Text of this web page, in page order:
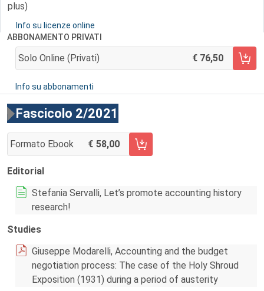
plus)
Info su licenze online
ABBONAMENTO PRIVATI
Solo Online (privati) 76,50
AGGIUNGI AL CARRELLO
Info su abbonamenti
Fascicolo 2/2021
Formato Ebook 58,00
AGGIUNGI AL CARRELLO FASCICOLO 2/2021
Editorial
Stefania Servalli, Let’s promote accounting history
research!
Studies
Giuseppe Modarelli, Accounting and the budget
negotiation process: The case of the Holy Shroud
Exposition (1931) during a period of austerity